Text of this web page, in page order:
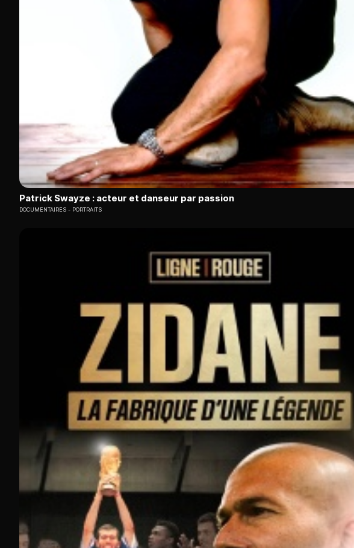
Patrick Swayze : acteur et danseur par passion
DOCUMENTAIRES PORTRAITS